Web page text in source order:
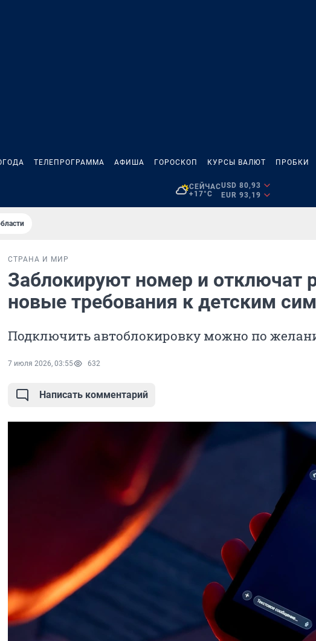
ТЕЛЕПРОГРАММА АФИША ГОРОСКОП КУРСЫ ВАЛЮТ ПРОБКИ
СЕЙЧАС
+17°C
USD 80,93
EUR 93,19
СТРАНА И МИР
Заблокируют номер и отключат
новые требования к детским
Подключить автоблокировку можно по
7 июля 2026, 03:55 632
Написать комментарий